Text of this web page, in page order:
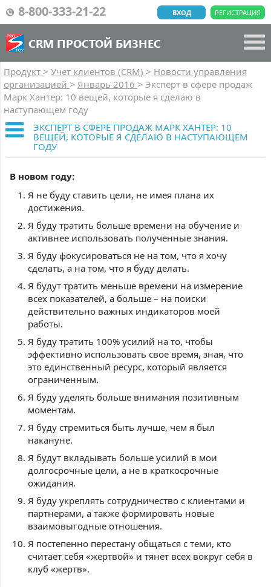
8-800-333-21-22 РЕГИСТРАЦИЯ
ВХОД
CRM ПРОСТОЙ БИЗНЕС
Продукт > Учет клиентов (CRM) > Новости управления
организацией > Январь 2016 > Эксперт в сфере продаж
Марк Хантер: 10 вещей, которые я сделаю в
наступающем году
ЭКСПЕРТ В СФЕРЕ ПРОДАЖ МАРК ХАНТЕР: 10
ВЕЩЕЙ, КОТОРЫЕ Я СДЕЛАЮ В НАСТУПАЮЩЕМ
ГОДУ
В новом году:
Я не буду ставить цели, не имея плана их
достижения.
Я буду тратить больше времени на обучение и
активнее использовать полученные знания.
Я буду фокусироваться не на том, что я хочу
сделать, а на том, что я буду делать.
Я будут тратить меньше времени на измерение
всех показателей, а больше – на поиски
действительно важных индикаторов моей
работы.
Я буду тратить 100% усилий на то, чтобы
эффективно использовать свое время, зная, что
это единственный ресурс, который является
ограниченным.
Я буду уделять больше внимания позитивным
моментам.
Я буду стремиться быть лучше, чем я был
накануне.
Я будут вкладывать больше усилий в мои
долгосрочные цели, а не в краткосрочные
ожидания.
Я буду укреплять сотрудничество с клиентами и
партнерами, а также формировать новые
взаимовыгодные отношения.
Я постепенно перестану общаться с теми, кто
считает себя «жертвой» и тянет всех вокруг себя в
клуб «жертв».